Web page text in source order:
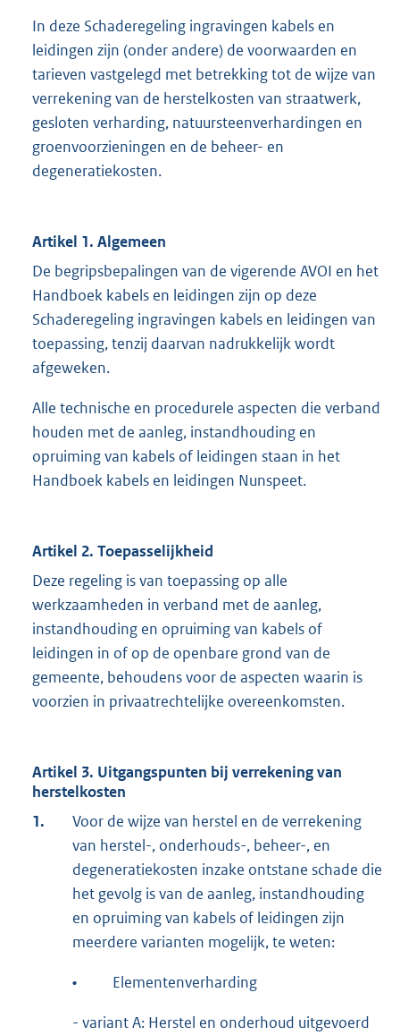
In deze Schaderegeling ingravingen kabels en
leidingen zijn (onder andere) de voorwaarden en
tarieven vastgelegd met betrekking tot de wijze van
verrekening van de herstelkosten van straatwerk,
gesloten verharding, natuursteenverhardingen en
groenvoorzieningen en de beheer- en
degeneratiekosten.
Artikel 1. Algemeen
De begripsbepalingen van de vigerende AVOI en het
Handboek kabels en leidingen zijn op deze
Schaderegeling ingravingen kabels en leidingen van
toepassing, tenzij daarvan nadrukkelijk wordt
afgeweken.
Alle technische en procedurele aspecten die verband
houden met de aanleg, instandhouding en
opruiming van kabels of leidingen staan in het
Handboek kabels en leidingen Nunspeet.
Artikel 2. Toepasselijkheid
Deze regeling is van toepassing op alle
werkzaamheden in verband met de aanleg,
instandhouding en opruiming van kabels of
leidingen in of op de openbare grond van de
gemeente, behoudens voor de aspecten waarin is
voorzien in privaatrechtelijke overeenkomsten.
Artikel 3. Uitgangspunten bij verrekening van
herstelkosten
1.
Voor de wijze van herstel en de verrekening
van herstel-, onderhouds-, beheer-, en
degeneratiekosten inzake ontstane schade die
het gevolg is van de aanleg, instandhouding
en opruiming van kabels of leidingen zijn
meerdere varianten mogelijk, te weten:
• Elementenverharding
- variant A: Herstel en onderhoud uitgevoerd